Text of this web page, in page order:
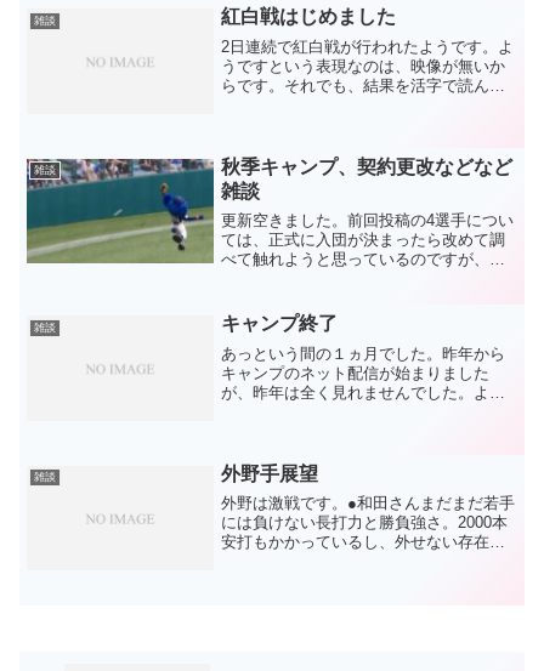
更新していきます。『有用性の低いコン
テンツ』ですが、よろしく...
雑談 紅白戦はじめました
2日連続で紅白戦が行われたようです。よ
うですという表現なのは、映像が無いか
らです。それでも、結果を活字で読んで
ランが出ました。前...
雑談
秋季キャンプ、契約更改などなど
雑談
更新空きました。前回投稿の4選手につい
ては、正式に入団が決まったら改めて調
べて触れようと思っているのですが、続
決定して会見が見たいですね。というの
も、上林選手の特集をY...
雑談 キャンプ終了
あっという間の１ヵ月でした。昨年から
キャンプのネット配信が始まりました
が、昨年は全く見れませんでした。よっ
も怪我人やらアクシデントや...
雑談 外野手展望
外野は激戦です。●和田さんまだまだ若手
には負けない長打力と勝負強さ。2000本
安打もかかっているし、外せない存在。